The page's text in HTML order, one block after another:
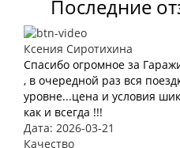
Последние
Ксения Сиротихина
Спасибо огромное за
, в очередной раз вся
уровне...цена и условия
как и всегда !!!
Дата: 2026-03-21
Качество